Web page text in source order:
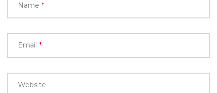
Name *
Email *
Website